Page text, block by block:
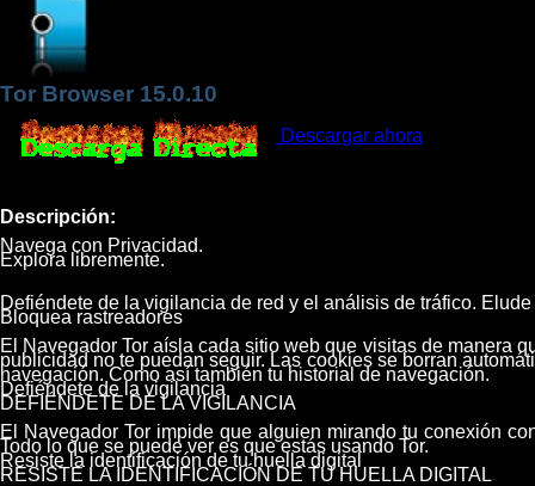
Tor Browser 15.0.10
Descargar ahora
Descripción:
Navega con Privacidad.
Explora libremente.
Defiéndete de la vigilancia de red y el análisis de tráfico.
Bloquea rastreadores
El Navegador Tor aísla cada sitio web que visitas de manera
publicidad no te puedan seguir. Las cookies se borran
navegación. Como así también tu historial de navegación.
Defiéndete de la vigilancia
DEFIÉNDETE DE LA VIGILANCIA
El Navegador Tor impide que alguien mirando tu conexión
Todo lo que se puede ver es que estás usando Tor.
Resiste la identificación de tu huella digital
RESISTE LA IDENTIFICACIÓN DE TU HUELLA DIGITAL